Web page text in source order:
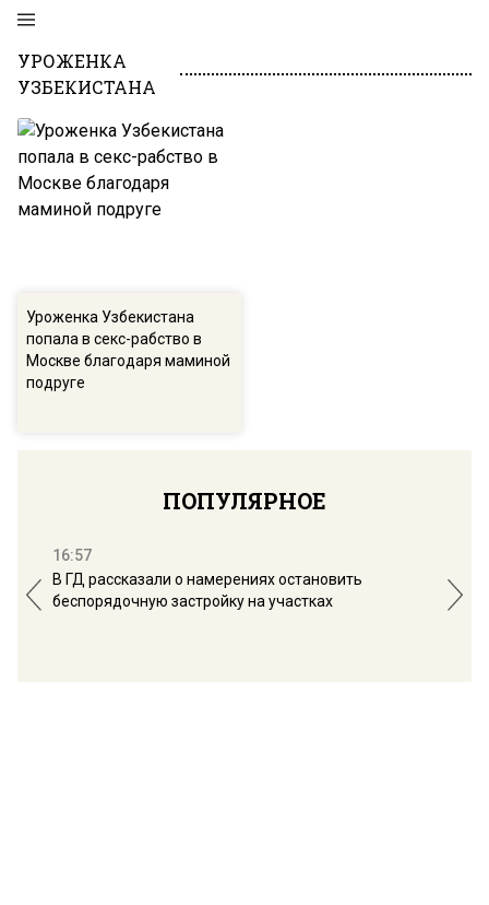
УРОЖЕНКА
УЗБЕКИСТАНА
Уроженка Узбекистана
попала в секс-рабство в
Москве благодаря маминой
подруге
ПОПУЛЯРНОЕ
16:57
В ГД рассказали о намерениях остановить
беспорядочную застройку на участках